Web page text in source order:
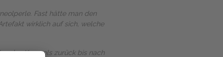
Fast hätte man den
wirklich auf sich, welche
des Karneols zurück bis nach